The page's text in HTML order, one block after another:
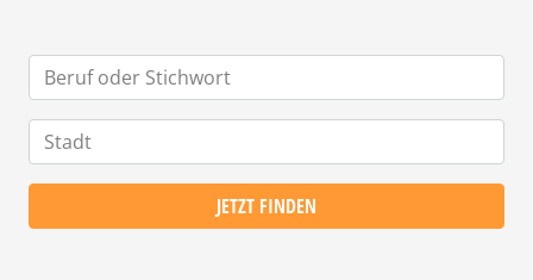
JETZT FINDEN